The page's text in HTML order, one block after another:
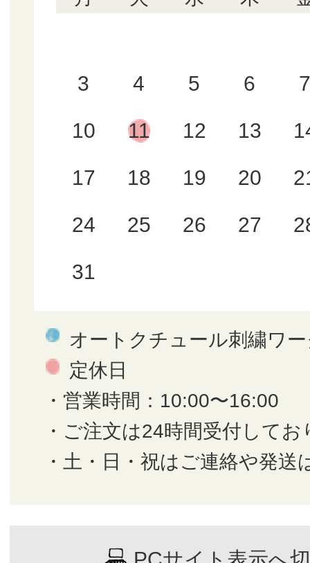
3 4 5 6 7
10 11 12 13
17 18 19 20
24 25 26 27
31
オートクチュール刺繍ワ
定休日
・営業時間：10:00〜16:00
・ご注文は24時間受付してお
・土・日・祝はご連絡や発送